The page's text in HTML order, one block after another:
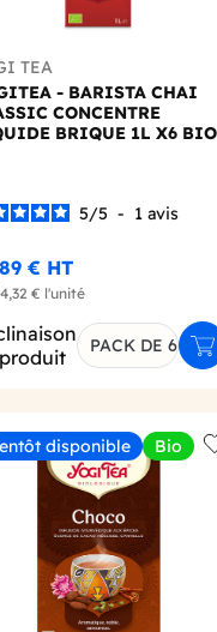
TEA
- BARISTA CHAI
CONCENTRE
BRIQUE 1L X6 BIO
5/5 - 1 avis
€ HT
4,32 € l'unité
PACK DE 6
disponible Bio